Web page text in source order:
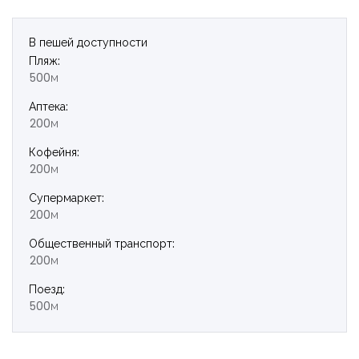
В пешей доступности
Пляж:
500м
Аптека:
200м
Кофейня:
200м
Супермаркет:
200м
Общественный транспорт:
200м
Поезд:
500м